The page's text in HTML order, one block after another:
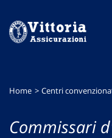
menu
contenuto
footer
Home Centri
Commissari